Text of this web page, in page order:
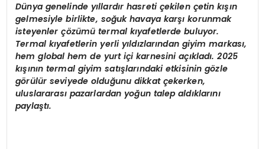
Dünya genelinde yıllardır hasreti çekilen çetin kışın
gelmesiyle birlikte, soğuk havaya karşı korunmak
isteyenler çözümütermal kıyafetlerde buluyor.
Termal kıyafetlerin yerli yıldızlarından giyim markası,
hem global hem de yurt içi karnesini açıkladı. 2025
kışının termal giyim satışlarındaki etkisinin gözle
görülür seviyede olduğunu dikkat çekerken,
uluslararası pazarlardan yoğun talep aldıklarını
paylaştı.